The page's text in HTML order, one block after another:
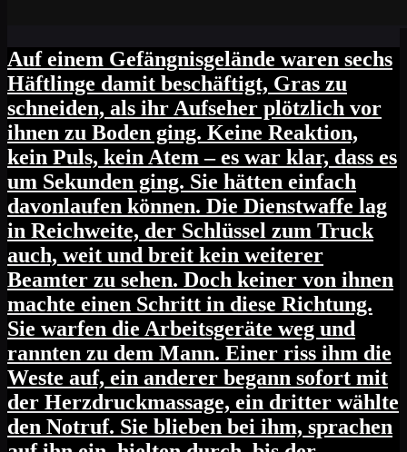
Auf einem Gefängnisgelände waren sechs
Häftlinge damit beschäftigt, Gras zu
schneiden, als ihr Aufseher plötzlich vor
ihnen zu Boden ging. Keine Reaktion,
kein Puls, kein Atem – es war klar, dass es
um Sekunden ging. Sie hätten einfach
davonlaufen können. Die Dienstwaffe lag
in Reichweite, der Schlüssel zum Truck
auch, weit und breit kein weiterer
Beamter zu sehen. Doch keiner von ihnen
machte einen Schritt in diese Richtung.
Sie warfen die Arbeitsgeräte weg und
rannten zu dem Mann. Einer riss ihm die
Weste auf, ein anderer begann sofort mit
der Herzdruckmassage, ein dritter wählte
den Notruf. Sie blieben bei ihm, sprachen